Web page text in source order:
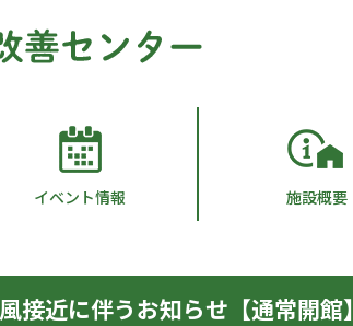
イベント情報 施設概要
接近に伴うお知らせ【通常開館】